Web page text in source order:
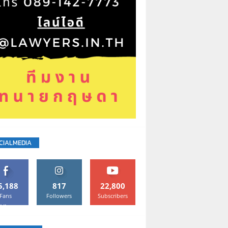
Fans
Like
817
Followers
22,800
Subscribers